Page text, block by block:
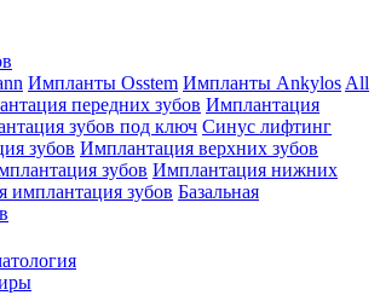
Импланты Osstem Импланты Ankylos All
передних зубов Имплантация
зубов под ключ Синус лифтинг
зубов Имплантация верхних зубов
зубов Имплантация нижних
имплантация зубов Базальная